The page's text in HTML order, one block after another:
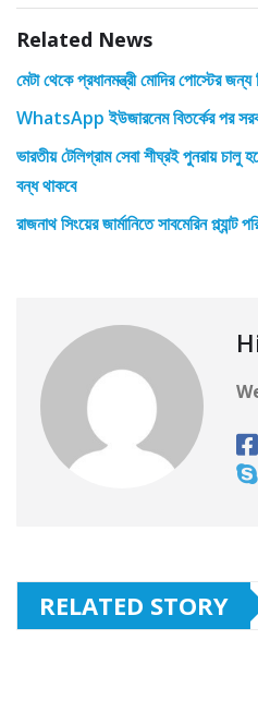
Related News
মেটা থেকে প্রধানমন্ত্রী মোদির পোস্টের
WhatsApp ইউজারনেম বিতর্কের পর
ভারতীয় টেলিগ্রাম সেবা শীঘ্রই পুনরায়
বন্ধ থাকবে
রাজনাথ সিংয়ের জার্মানিতে সাবমেরিন প্ল্যান্ট
RELATED STORY